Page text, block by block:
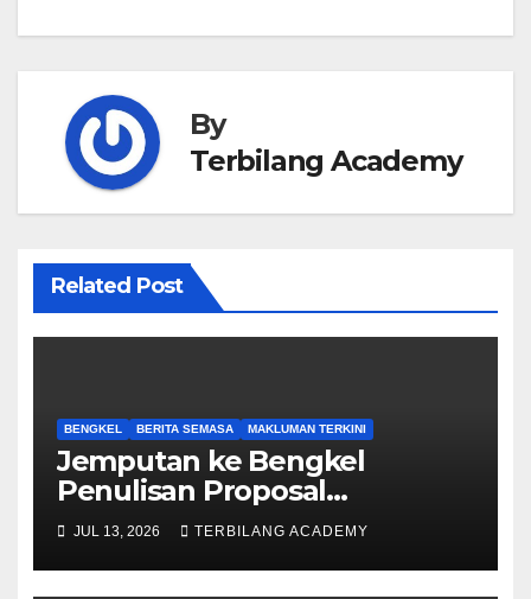
By
Terbilang Academy
Related Post
BENGKEL BERITA SEMASA MAKLUMAN TERKINI
Jemputan ke Bengkel
Penulisan Proposal
Permohonan Kemasukan
Program Khas Doktor
Falsafah (PhD).
JUL 13, 2026 TERBILANG ACADEMY